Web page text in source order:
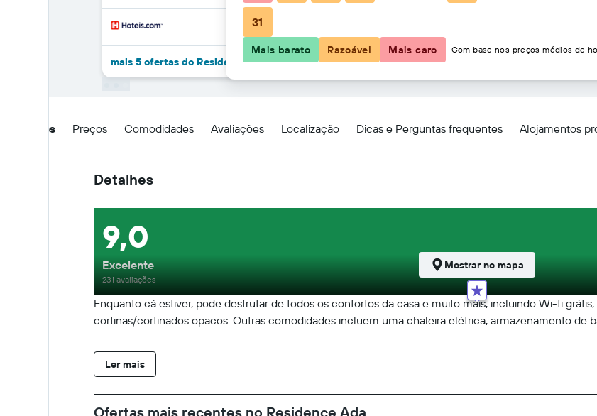
mais 5 ofertas do Residence Ada
Detalhes Preços Comodidades Avaliações Localização Dicas e Perguntas frequentes Alojamentos
Detalhes
Enquanto cá estiver, pode desfrutar de todos os confortos da casa e muito mais, incluindo Wi-fi
cortinas/cortinados opacos. Outras comodidades incluem uma chaleira elétrica, armazenamento de
Ler mais
9,0
Excelente
231 avaliações
Mostrar no mapa
Ofertas mais recentes no Residence Ada
31
Mais barato Razoável Mais caro Com base nos preços médios de